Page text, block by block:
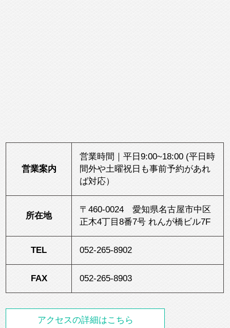
営業案内
営業時間｜平日9:00~18:00 (平日時
間外や土曜祝日も事前予約があれ
ば対応）
所在地
〒460-0024 愛知県名古屋市中区
正木4丁目8番7号 れんが橋ビル7F
TEL 052-265-8902
FAX 052-265-8903
アクセスの詳細はこちら